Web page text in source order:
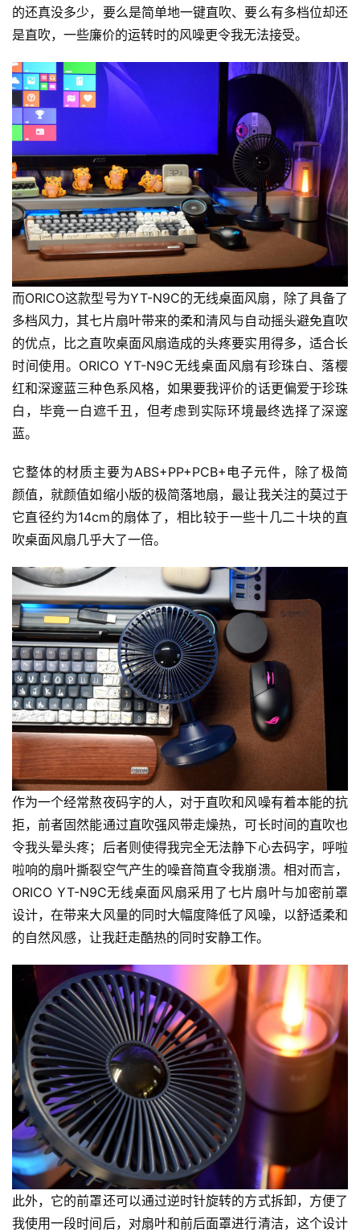
的还真没多少，要么是简单地一键直吹、要么有多档位却还
是直吹，一些廉价的运转时的风噪更令我无法接受。
而ORICO这款型号为YT-N9C的无线桌面风扇，除了具备了
多档风力，其七片扇叶带来的柔和清风与自动摇头避免直吹
的优点，比之直吹桌面风扇造成的头疼要实用得多，适合长
时间使用。ORICO YT-N9C无线桌面风扇有珍珠白、落樱
红和深邃蓝三种色系风格，如果要我评价的话更偏爱于珍珠
白，毕竟一白遮千丑，但考虑到实际环境最终选择了深邃
蓝。
它整体的材质主要为ABS+PP+PCB+电子元件，除了极简
颜值，就颜值如缩小版的极简落地扇，最让我关注的莫过于
它直径约为14cm的扇体了，相比较于一些十几二十块的直
吹桌面风扇几乎大了一倍。
作为一个经常熬夜码字的人，对于直吹和风噪有着本能的抗
拒，前者固然能通过直吹强风带走燥热，可长时间的直吹也
令我头晕头疼；后者则使得我完全无法静下心去码字，呼啦
啦响的扇叶撕裂空气产生的噪音简直令我崩溃。相对而言，
ORICO YT-N9C无线桌面风扇采用了七片扇叶与加密前罩
设计，在带来大风量的同时大幅度降低了风噪，以舒适柔和
的自然风感，让我赶走酷热的同时安静工作。
此外，它的前罩还可以通过逆时针旋转的方式拆卸，方便了
我使用一段时间后，对扇叶和前后面罩进行清洁，这个设计